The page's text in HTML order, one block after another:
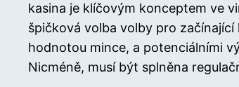
kasina je klíčovým konceptem ve
špičková volba volby pro
hodnotou mince, a potenciálními
Nicméně, musí být splněna